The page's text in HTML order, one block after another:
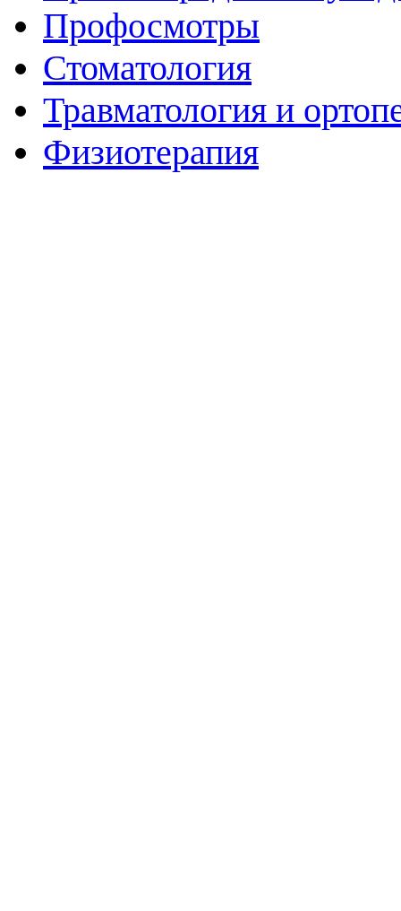
Профосмотры
Стоматология
Травматология и
Физиотерапия